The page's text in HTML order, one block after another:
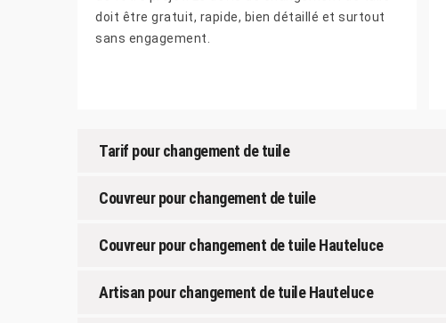
doit être gratuit, rapide, bien détaillé et surtout
sans engagement.
Tarif pour changement de tuile
Couvreur pour changement de tuile
Couvreur pour changement de tuile Hauteluce
Artisan pour changement de tuile Hauteluce